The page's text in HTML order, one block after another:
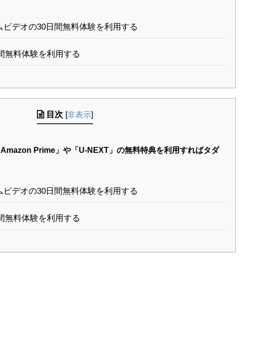
ビデオの30日間無料体験を利用する
無料体験を利用する
目次 [非表示]
Prime」や「U-NEXT」の無料特典を利用すればタダ
ビデオの30日間無料体験を利用する
無料体験を利用する